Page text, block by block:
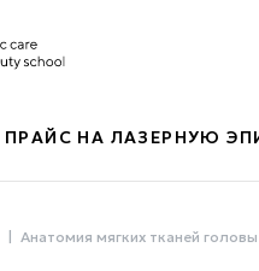
ПРАЙС НА ЛАЗЕРНУЮ
Анатомия мягких тканей